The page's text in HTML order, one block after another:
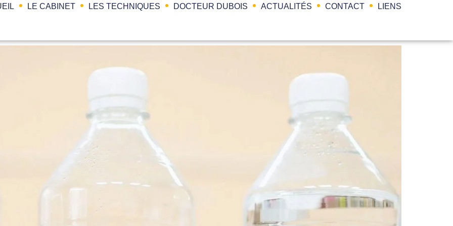
LE CABINET LES TECHNIQUES DOCTEUR DUBOIS ACTUALITÉS CONTACT LIENS